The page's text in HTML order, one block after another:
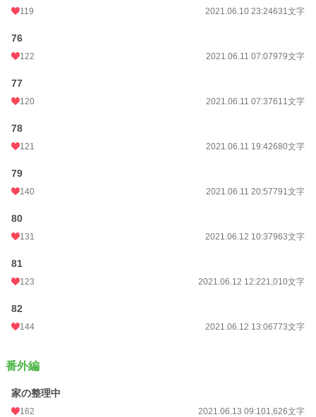
119 2021.06.10 23:24631文字
76
122 2021.06.11 07:07979文字
77
120 2021.06.11 07:37611文字
78
121 2021.06.11 19:42680文字
79
140 2021.06.11 20:57791文字
80
131 2021.06.12 10:37963文字
81
123 2021.06.12 12:221,010文字
82
144 2021.06.12 13:06773文字
番外編
家の整理中
162 2021.06.13 09:101,626文字